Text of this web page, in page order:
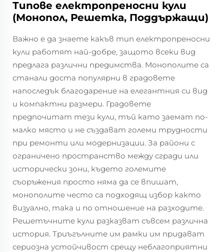
Типове електропреносни кули
(Монопол, Решетка, Поддържащи)
Важно е да знаете какъв тип електропреносни
кули работят най-добре, защото всеки вид
предлага различни предимства. Монополите са
станали доста популярни в градовете
напоследък благодарение на елегантния си вид
и компактни размери. Градовете
предпочитат тези кули, тъй като заемат по-
малко място и не създават големи трудности
при ремонти или модернизации. За райони с
ограничено пространство между сгради или
исторически зони, където големите
съоръжения просто няма да се впишат,
монополите често са подходящ избор както
визуално, така и по отношение на разходите.
Решетъчните кули разказват съвсем различна
история. Триъгълните им рамки им придават
сериозна устойчивост срещу неблагоприятни